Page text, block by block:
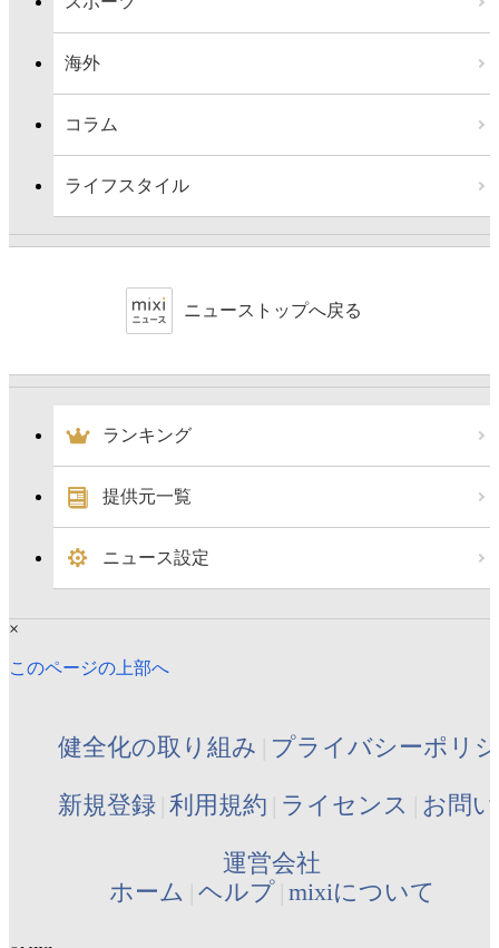
海外
コラム
ライフスタイル
ニューストップへ戻る
ランキング
提供元一覧
ニュース設定
×
このページの上部へ
健全化の取り組み プライバシーポリ
新規登録 利用規約 ライセンス お問
運営会社
ホーム ヘルプ mixiについて